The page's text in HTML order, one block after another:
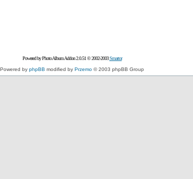
Powered by Photo Album Addon 2.0.51 © 2002-2003Smartor
Powered by phpBB modified by Przemo © 2003 phpBB Group